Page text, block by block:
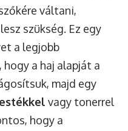
váltani,
szükség. Ez egy
a legjobb
hogy a haj alapját a
majd egy
vagy tonerrel
hogy a